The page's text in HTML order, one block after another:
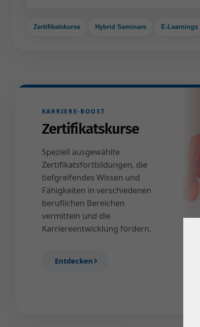
Zertifikatskurse Hybrid Seminare E-Learnings
KARRIERE-BOOST
Zertifikatskurse
Speziell ausgewählte
Zertifikatsfortbildungen, die
tiefgreifendes Wissen und
Fähigkeiten in verschiedenen
beruflichen Bereichen
vermitteln und die
Karriereentwicklung fördern.
Entdecken